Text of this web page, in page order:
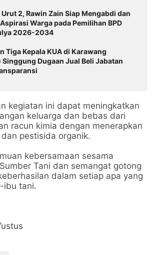
2, Rawin Zain Siap Mengabdi dan
Warga pada Pemilihan BPD
2026-2034
Tiga Kepala KUA di Karawang
Singgung Dugaan Jual Beli Jabatan
kegiatan ini dapat meningkatkan
keluarga dan bebas dari
racun kimia dengan menerapkan
pestisida organik.
kebersamaan sesama
Tani dan semangat gotong
dalam setiap apa yang
ibu tani.